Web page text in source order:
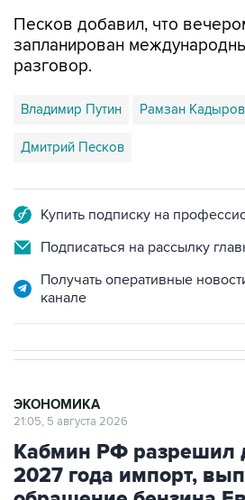
разговор.
Владимир Путин
Дмитрий Песков
Подписаться на рассылку
Получать оперативные
Кабмин РФ разрешил
2027 года импорт,
обращение бензина
Евро 4